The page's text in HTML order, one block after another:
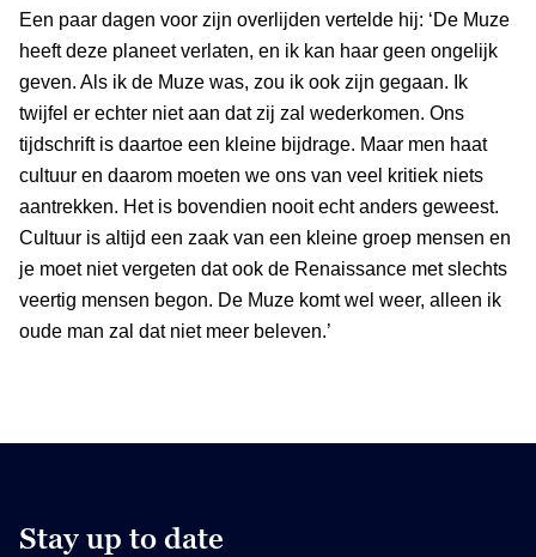
Een paar dagen voor zijn overlijden vertelde hij: ‘De Muze
heeft deze planeet verlaten, en ik kan haar geen ongelijk
geven. Als ik de Muze was, zou ik ook zijn gegaan. Ik
twijfel er echter niet aan dat zij zal wederkomen. Ons
tijdschrift is daartoe een kleine bijdrage. Maar men haat
cultuur en daarom moeten we ons van veel kritiek niets
aantrekken. Het is bovendien nooit echt anders geweest.
Cultuur is altijd een zaak van een kleine groep mensen en
je moet niet vergeten dat ook de Renaissance met slechts
veertig mensen begon. De Muze komt wel weer, alleen ik
oude man zal dat niet meer beleven.’
Stay up to date